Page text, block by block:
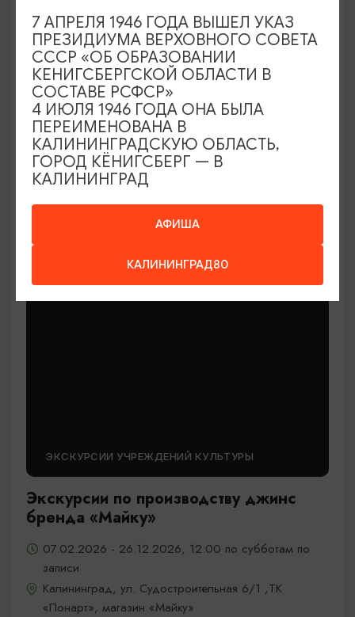
МАСТЕР-КЛАССЫ
Мастер-классы по керамике Елены
Бодяковой
Калининград, ул. Баранова, 45
ЭКСКУРСИИ УЧРЕЖДЕНИЙ КУЛЬТУРЫ
Экскурсии по производству джинс
бренда «Майку»
07.02.2026 - 26.12.2026, 12:00 по субботам по
записи
Калининград, ул. Судостроительная 6/1 ,ТК
«Понарт», магазин «Майку»
АФИША
КАЛИНИНГРАД80
7 АПРЕЛЯ 1946 ГОДА ВЫШЕЛ УКАЗ
ПРЕЗИДИУМА ВЕРХОВНОГО СОВЕТА
СССР «ОБ ОБРАЗОВАНИИ
КЕНИГСБЕРГСКОЙ ОБЛАСТИ В
СОСТАВЕ РСФСР»
4 ИЮЛЯ 1946 ГОДА ОНА БЫЛА
ПЕРЕИМЕНОВАНА В
КАЛИНИНГРАДСКУЮ ОБЛАСТЬ,
ГОРОД КЁНИГСБЕРГ — В
КАЛИНИНГРАД